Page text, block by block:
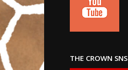
THE CROWN SNS